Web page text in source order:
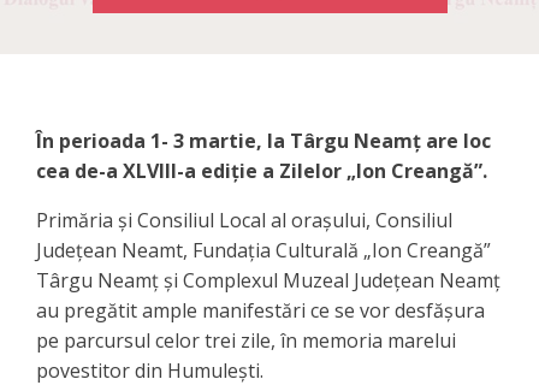
În perioada 1- 3 martie, la Târgu Neamț are loc
cea de-a XLVIII-a ediție a Zilelor „Ion Creangă”.
Primăria și Consiliul Local al orașului, Consiliul
Județean Neamt, Fundația Culturală „Ion Creangă”
Târgu Neamț şi Complexul Muzeal Județean Neamț
au pregătit ample manifestări ce se vor desfășura
pe parcursul celor trei zile, în memoria marelui
povestitor din Humulești.